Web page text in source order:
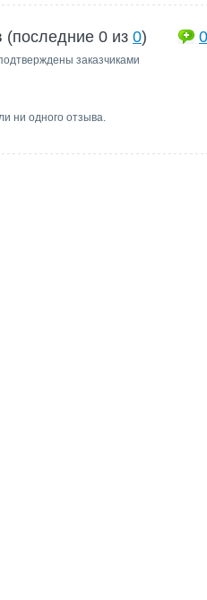
(последние 0 из 0) 0
заказчиками
ни одного отзыва.